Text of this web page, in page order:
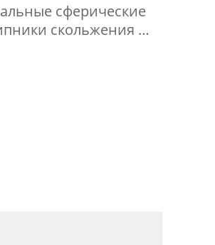
сферические
скольжения не